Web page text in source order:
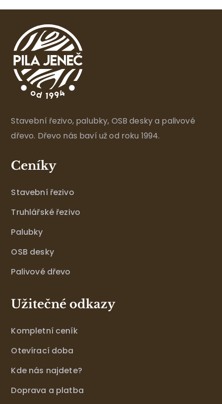
Stavební řezivo, palubky, OSB desky a palivové
dřevo. Dřevo nás baví už od roku 1994.
Ceníky
Stavební řezivo
Truhlářské řezivo
Palubky
OSB desky
Palivové dřevo
Užitečné odkazy
Kompletní ceník
Otevírací doba
Kde nás najdete?
Doprava a platba